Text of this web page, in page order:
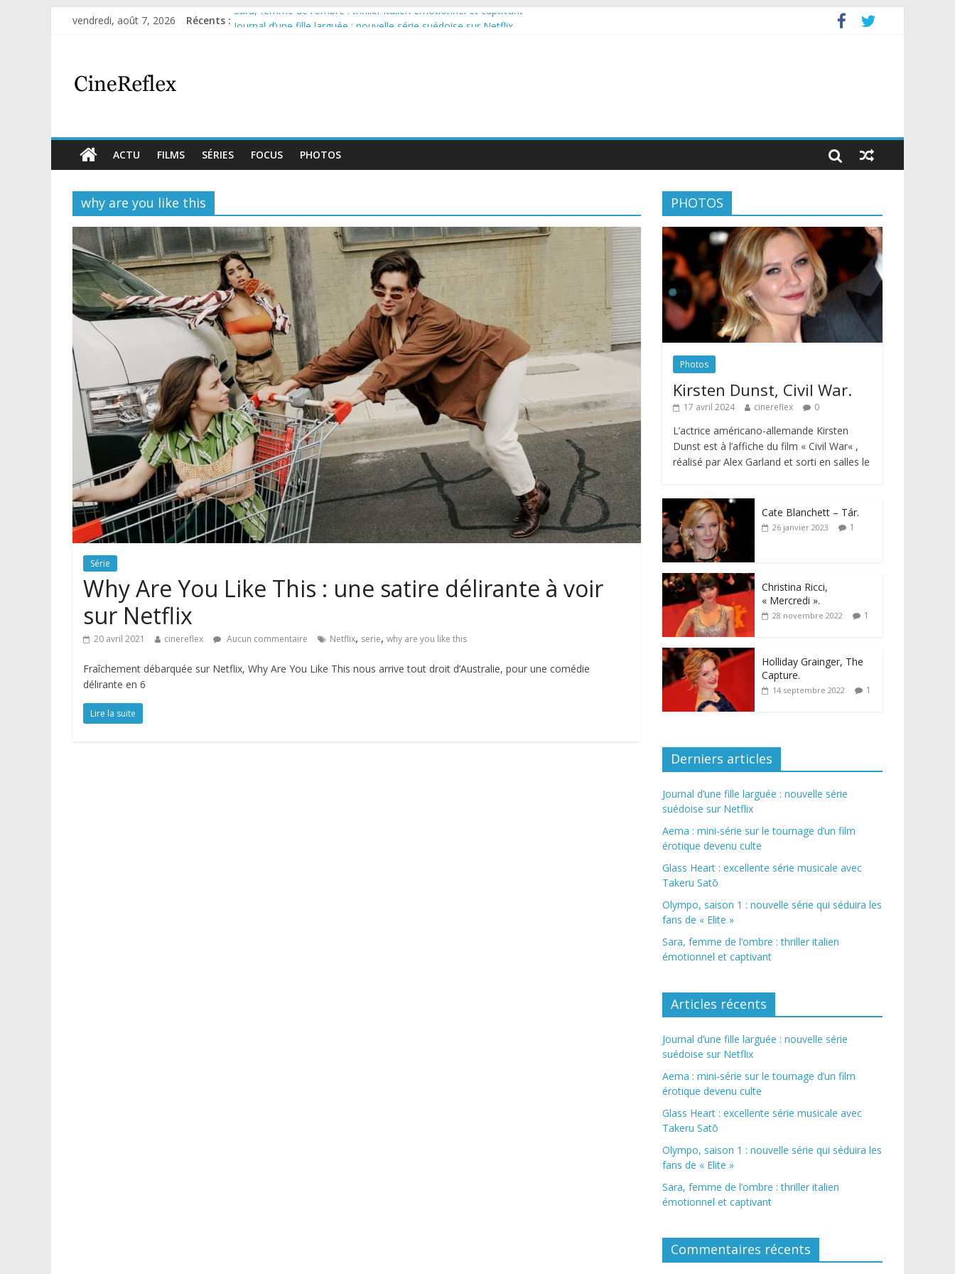
vendredi, août 7, 2026 Récents : Sara, femme de l’ombre : thriller italien émotionnel et captivant
ACTU FILMS SÉRIES FOCUS PHOTOS
why are you like this
Série
Why Are You Like This : une satire délirante à voir
sur Netflix
20 avril 2021 cinereflex Aucun commentaire Netflix, serie, why are you like this
Fraîchement débarquée sur Netflix, Why Are You Like This nous arrive tout droit d’Australie, pour une comédie
délirante en 6
Lire la suite
PHOTOS
Photos
Kirsten Dunst, Civil War.
17 avril 2024 cinereflex 0
L’actrice américano-allemande Kirsten
Dunst est à l’affiche du film « Civil War« ,
réalisé par Alex Garland et sorti en salles le
Cate Blanchett – Tár.
26 janvier 2023 1
Christina Ricci,
« Mercredi ».
28 novembre 2022 1
Holliday Grainger, The
Capture.
14 septembre 2022 1
Derniers articles
Journal d’une fille larguée : nouvelle série
suédoise sur Netflix
Aema : mini-série sur le tournage d’un film
érotique devenu culte
Glass Heart : excellente série musicale avec
Takeru Satō
Olympo, saison 1 : nouvelle série qui séduira les
fans de « Elite »
Sara, femme de l’ombre : thriller italien
émotionnel et captivant
Articles récents
Journal d’une fille larguée : nouvelle série
suédoise sur Netflix
Aema : mini-série sur le tournage d’un film
érotique devenu culte
Glass Heart : excellente série musicale avec
Takeru Satō
Olympo, saison 1 : nouvelle série qui séduira les
fans de « Elite »
Sara, femme de l’ombre : thriller italien
émotionnel et captivant
Commentaires récents